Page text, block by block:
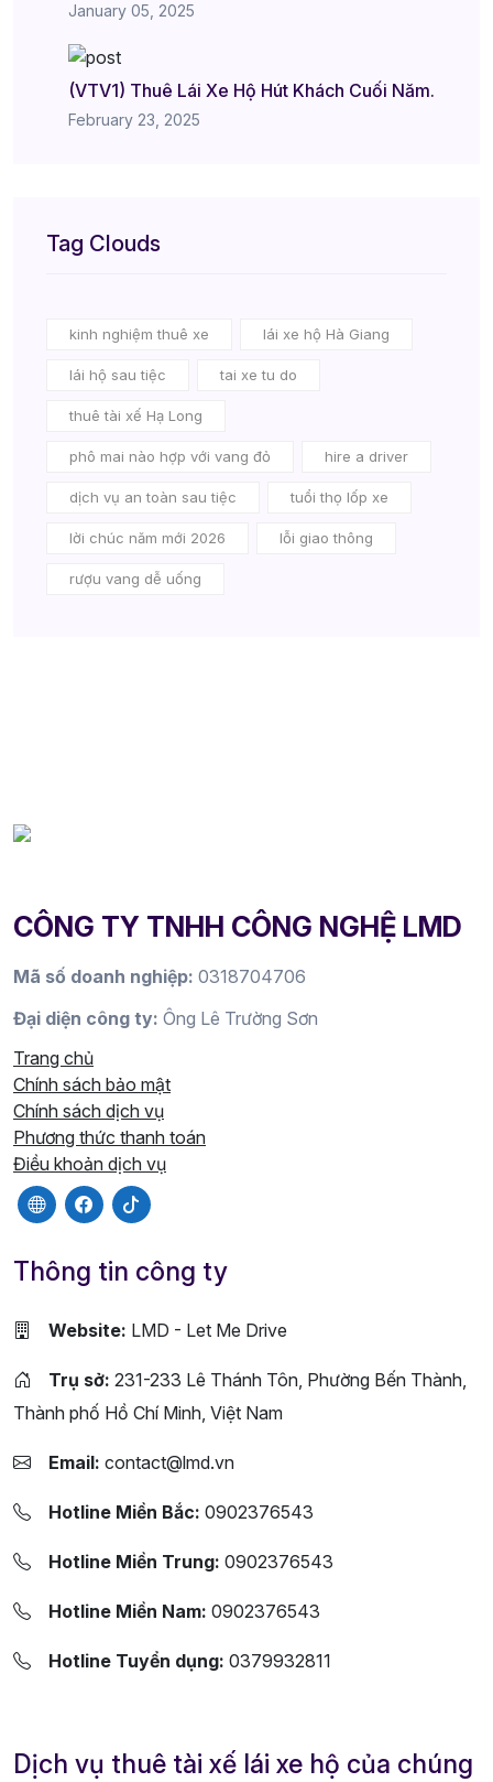
January 05, 2025
(VTV1) Thuê Lái Xe Hộ Hút Khách Cuối Năm.
February 23, 2025
Tag Clouds
kinh nghiệm thuê xe lái xe hộ Hà Giang
lái hộ sau tiệc tai xe tu do
thuê tài xế Hạ Long
phô mai nào hợp với vang đỏ hire a driver
dịch vụ an toàn sau tiệc tuổi thọ lốp xe
lời chúc năm mới 2026 lỗi giao thông
rượu vang dễ uống
CÔNG TY TNHH CÔNG NGHỆ LMD
Mã số doanh nghiệp: 0318704706
Đại diện công ty: Ông Lê Trường Sơn
Trang chủ
Chính sách bảo mật
Chính sách dịch vụ
Phương thức thanh toán
Điều khoản dịch vụ
Thông tin công ty
Website: LMD - Let Me Drive
Trụ sở: 231-233 Lê Thánh Tôn, Phường Bến Thành,
Thành phố Hồ Chí Minh, Việt Nam
Email: contact@lmd.vn
Hotline Miền Bắc: 0902376543
Hotline Miền Trung: 0902376543
Hotline Miền Nam: 0902376543
Hotline Tuyển dụng: 0379932811
Dịch vụ thuê tài xế lái xe hộ của chúng